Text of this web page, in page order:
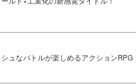
ュなバトルが楽しめるアクションRPG